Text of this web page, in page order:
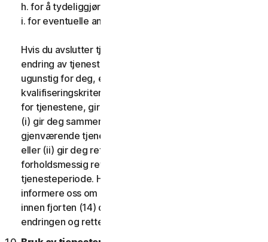
h. for å tydeliggjøre vilkårene
i. for eventuelle andre gyldige grunner.
Hvis du avslutter tjenestene, foretar en vesentlig
endring av tjenestene som kan være betydelig
ugunstig for deg, eller innfører eller endrer
kvalifiseringskriterier slik at du ikke lenger kvalifiserer
for tjenestene, gir vi deg fjorten (14) dagers varsel og
(i) gir deg sammenlignbare eller bedre tjenester i
gjenværende tjenesteperiode uten ekstra kostnader
eller (ii) gir deg retten til å avslutte kontrakten og få
forholdsmessig refusjon for resterende
tjenesteperiode. Hvis du vil utøve denne retten, må du
informere oss om ditt ønske om å si opp kontrakten
innen fjorten (14) dager etter at vi har varslet deg om
endringen og retten til å si opp.